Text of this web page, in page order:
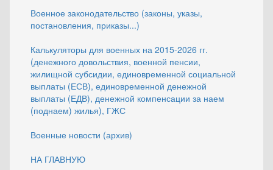
Военное законодательство (законы, указы,
постановления, приказы...)
Калькуляторы для военных на 2015-2026 гг.
(денежного довольствия, военной пенсии,
жилищной субсидии, единовременной социальной
выплаты (ЕСВ), единовременной денежной
выплаты (ЕДВ), денежной компенсации за наем
(поднаем) жилья), ГЖС
Военные новости (архив)
НА ГЛАВНУЮ